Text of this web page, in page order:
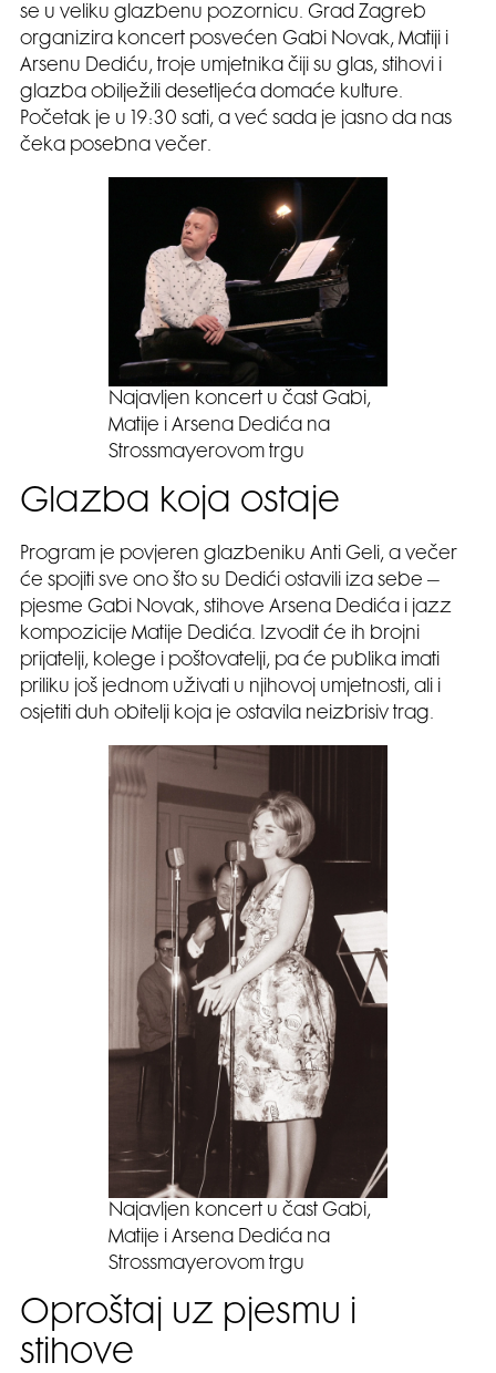
se u veliku glazbenu pozornicu. Grad Zagreb
organizira koncert posvećen Gabi Novak, Matiji i
Arsenu Dediću, troje umjetnika čiji su glas, stihovi i
glazba obilježili desetljeća domaće kulture.
Početak je u 19:30 sati, a već sada je jasno da nas
čeka posebna večer.
Najavljen koncert u čast Gabi,
Matije i Arsena Dedića na
Strossmayerovom trgu
Glazba koja ostaje
Program je povjeren glazbeniku Anti Geli, a večer
će spojiti sve ono što su Dedići ostavili iza sebe –
pjesme Gabi Novak, stihove Arsena Dedića i jazz
kompozicije Matije Dedića. Izvodit će ih brojni
prijatelji, kolege i poštovatelji, pa će publika imati
priliku još jednom uživati u njihovoj umjetnosti, ali i
osjetiti duh obitelji koja je ostavila neizbrisiv trag.
Najavljen koncert u čast Gabi,
Matije i Arsena Dedića na
Strossmayerovom trgu
Oproštaj uz pjesmu i
stihove